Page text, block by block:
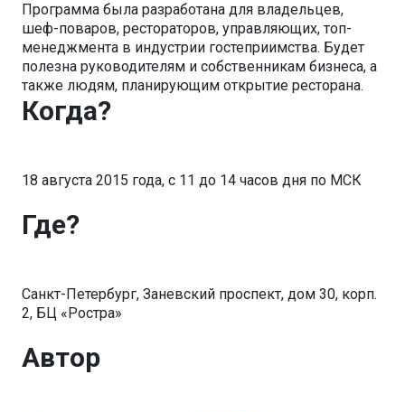
Программа была разработана для владельцев,
шеф-поваров, рестораторов, управляющих, топ-
менеджмента в индустрии гостеприимства. Будет
полезна руководителям и собственникам бизнеса, а
также людям, планирующим открытие ресторана.
Когда?
18 августа 2015 года, с 11 до 14 часов дня по МСК
Где?
Санкт-Петербург, Заневский проспект, дом 30, корп.
2, БЦ «Ростра»
Автор